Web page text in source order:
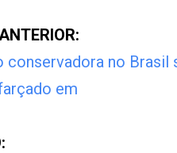
conservadora no
em